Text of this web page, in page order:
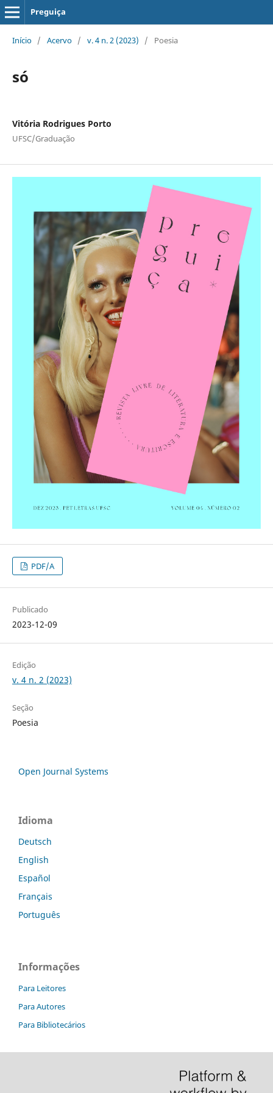
Preguiça
Início / Acervo / v. 4 n. 2 (2023) / Poesia
só
Vitória Rodrigues Porto
UFSC/Graduação
PDF/A
Publicado
2023-12-09
Edição
v. 4 n. 2 (2023)
Seção
Poesia
Open Journal Systems
Idioma
Deutsch
English
Español
Français
Português
Informações
Para Leitores
Para Autores
Para Bibliotecários